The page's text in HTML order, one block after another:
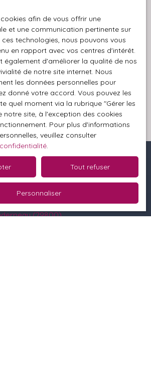
plus sur le traitement de vos
veuillez consulter notre
.
des annonces
bien
(29470)
(29800)
afin de vous offrir une
et une communication pertinente sur
technologies, nous pouvons vous
en rapport avec vos centres d'intérêt.
également d'améliorer la qualité de nos
de notre site internet. Nous
les données personnelles pour
donné votre accord. Vous pouvez les
quel moment via la rubrique ″Gérer les
notre site, à l'exception des cookies
Pour plus d'informations
veuillez consulter
.
Tout refuser
Personnaliser